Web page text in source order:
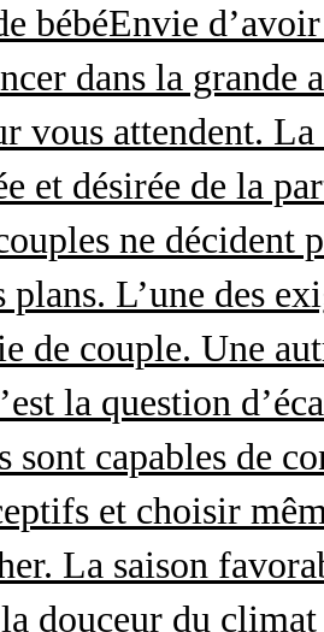
bébéEnvie
dans la grande
vous attendent.
et désirée de la
ne décident
plans. L’une des
de couple. Une
la question
sont capables de
et choisir
La saison
douceur du